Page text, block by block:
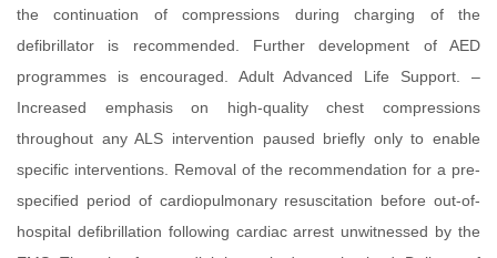
the continuation of compressions during charging of the
defibrillator is recommended. Further development of AED
programmes is encouraged. Adult Advanced Life Support. –
Increased emphasis on high-quality chest compressions
throughout any ALS intervention paused briefly only to enable
specific interventions. Removal of the recommendation for a pre-
specified period of cardiopulmonary resuscitation before out-of-
hospital defibrillation following cardiac arrest unwitnessed by the